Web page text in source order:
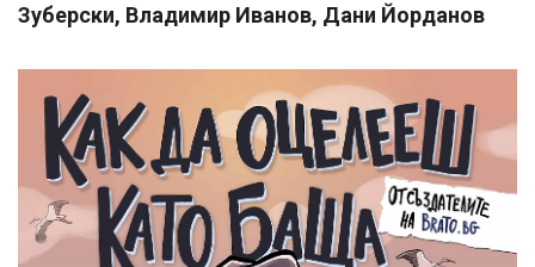
Зуберски, Владимир Иванов, Дани Йорданов